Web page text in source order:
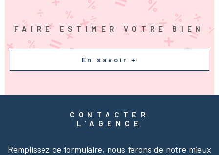
FAIRE ESTIMER VOTRE BIEN
En savoir +
CONTACTER
L'AGENCE
Remplissez ce formulaire, nous ferons de notre mieux